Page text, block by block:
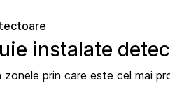
instalate
prin care este cel mai